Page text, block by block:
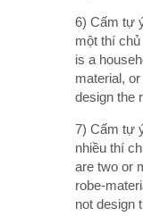
6) Cấm tự
một thí
is a
material,
design the
7) Cấm tự
nhiều thí
are two or
robe-
not design